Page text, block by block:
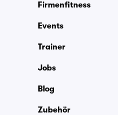
Firmenfitness
Events
Trainer
Jobs
Blog
Zubehör